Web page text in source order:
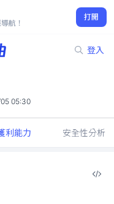
航！
打開
登入
05:30
利能力 安全性分析